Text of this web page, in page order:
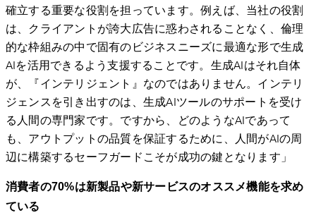
確立する重要な役割を担っています。例えば、当社の役割
は、クライアントが誇大広告に惑わされることなく、倫理
的な枠組みの中で固有のビジネスニーズに最適な形で生成
AIを活用できるよう支援することです。生成AIはそれ自体
が、『インテリジェント』なのではありません。インテリ
ジェンスを引き出すのは、生成AIツールのサポートを受け
る人間の専門家です。ですから、どのようなAIであって
も、アウトプットの品質を保証するために、人間がAIの周
辺に構築するセーフガードこそが成功の鍵となります」
消費者の70%は新製品や新サービスのオススメ機能を求め
ている